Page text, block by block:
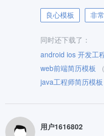
良心模板 非
同时还下载了：
android ios 开发工
web前端简历模板
java工程师简历模板
用户1616802